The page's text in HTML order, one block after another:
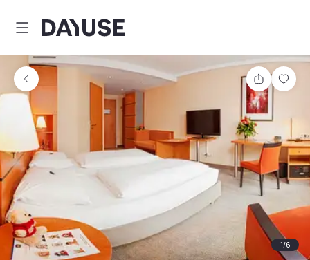
Dayuse
1/6